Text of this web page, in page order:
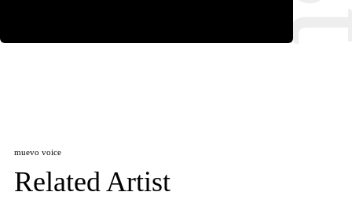
muevo voice
Related Artist